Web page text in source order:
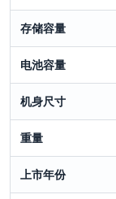
存储容量
电池容量
机身尺寸
重量
上市年份